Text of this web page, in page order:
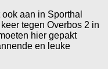
aan in Sporthal
tegen Overbos 2 in
hier gepakt
en leuke